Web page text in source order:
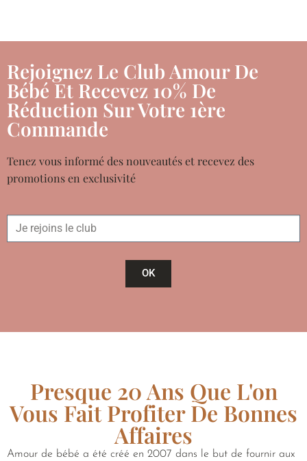
Rejoignez Le Club Amour De
Bébé Et Recevez 10% De
Réduction Sur Votre 1ère
Commande
Tenez vous informé des nouveautés et recevez des
promotions en exclusivité
OK
Presque 20 Ans Que L'on
Vous Fait Profiter De Bonnes
Affaires
Amour de bébé a été créé en 2007 dans le but de fournir aux